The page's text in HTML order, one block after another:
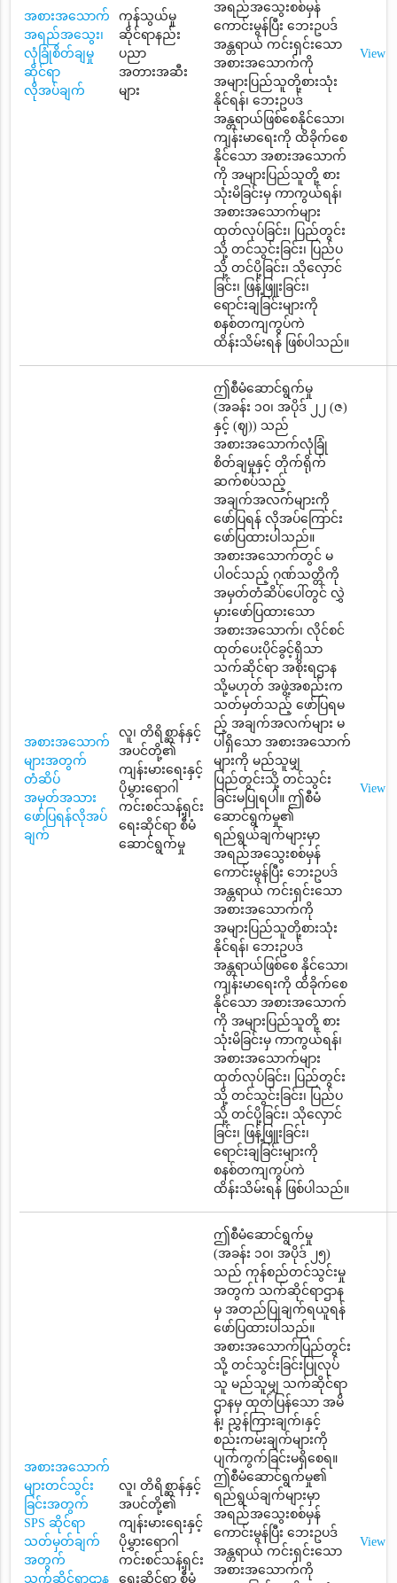
အစားအသောက်
အရည်အသွေး၊
လုံခြုံစိတ်ချမှု
ဆိုင်ရာ
လိုအပ်ချက်
ကုန်သွယ်မှု
ဆိုင်ရာနည်း
ပညာ
အတားအဆီး
များ
အရည်အသွေးစစ်မှန်
ကောင်းမွန်ပြီး ဘေးဥပဒ်
အန္တရာယ် ကင်းရှင်းသော
အစားအသောက်ကို
အများပြည်သူတို့စားသုံး
နိုင်ရန်၊ ဘေးဥပဒ်
အန္တရာယ်ဖြစ်စေနိုင်သော၊
ကျန်းမာရေးကို ထိခိုက်စေ
နိုင်သော အစားအသောက်
ကို အများပြည်သူတို့ စား
သုံးမိခြင်းမှ ကာကွယ်ရန်၊
အစားအသောက်များ
ထုတ်လုပ်ခြင်း၊ ပြည်တွင်း
သို့ တင်သွင်းခြင်း၊ ပြည်ပ
သို့ တင်ပို့ခြင်း၊ သိုလှောင်
ခြင်း၊ ဖြန့်ဖြူးခြင်း၊
ရောင်းချခြင်းများကို
စနစ်တကျကွပ်ကဲ
ထိန်းသိမ်းရန် ဖြစ်ပါသည်။
View
အစားအသောက်
များအတွက်
တံဆိပ်
အမှတ်အသား
ဖော်ပြရန်လိုအပ်
ချက်
လူ၊ တိရိစ္ဆာန်နှင့်
အပင်တို့၏
ကျန်းမားရေးနှင့်
ပိုမွှားရောဂါ
ကင်းစင်သန့်ရှင်း
ရေးဆိုင်ရာ စီမံ
ဆောင်ရွက်မှု
ဤစီမံဆောင်ရွက်မှု
(အခန်း ၁၀၊ အပိုဒ် ၂၂ (ဇ)
နှင့် (ဈ)) သည်
အစားအသောက်လုံခြုံ
စိတ်ချမှုနှင့် တိုက်ရိုက်
ဆက်စပ်သည့်
အချက်အလက်များကို
ဖော်ပြရန် လိုအပ်ကြောင်း
ဖော်ပြထားပါသည်။
အစားအသောက်တွင် မ
ပါဝင်သည့် ဂုဏ်သတ္တိကို
အမှတ်တံဆိပ်ပေါ်တွင် လွှဲ
မှားဖော်ပြထားသော
အစားအသောက်၊ လိုင်စင်
ထုတ်ပေးပိုင်ခွင့်ရှိသာ
သက်ဆိုင်ရာ အစိုးရဌာန
သို့မဟုတ် အဖွဲ့အစည်းက
သတ်မှတ်သည့် ဖော်ပြရမ
ည့် အချက်အလက်များ မ
ပါရှိသော အစားအသောက်
များကို မည်သူမျှ
ပြည်တွင်းသို့ တင်သွင်း
ခြင်းမပြုရပါ။ ဤစီမံ
ဆောင်ရွက်မှု၏
ရည်ရွယ်ချက်များမှာ
အရည်အသွေးစစ်မှန်
ကောင်းမွန်ပြီး ဘေးဥပဒ်
အန္တရာယ် ကင်းရှင်းသော
အစားအသောက်ကို
အများပြည်သူတို့စားသုံး
နိုင်ရန်၊ ဘေးဥပဒ်
အန္တရာယ်ဖြစ်စေ နိုင်သော၊
ကျန်းမာရေးကို ထိခိုက်စေ
နိုင်သော အစားအသောက်
ကို အများပြည်သူတို့ စား
သုံးမိခြင်းမှ ကာကွယ်ရန်၊
အစားအသောက်များ
ထုတ်လုပ်ခြင်း၊ ပြည်တွင်း
သို့ တင်သွင်းခြင်း၊ ပြည်ပ
သို့ တင်ပို့ခြင်း၊ သိုလှောင်
ခြင်း၊ ဖြန့်ဖြူးခြင်း၊
ရောင်းချခြင်းများကို
စနစ်တကျကွပ်ကဲ
ထိန်းသိမ်းရန် ဖြစ်ပါသည်။
View
အစားအသောက်
များတင်သွင်း
ခြင်းအတွက်
SPS ဆိုင်ရာ
သတ်မှတ်ချက်
အတွက်
သက်ဆိုင်ရာဌာန
လူ၊ တိရိစ္ဆာန်နှင့်
အပင်တို့၏
ကျန်းမားရေးနှင့်
ပိုမွှားရောဂါ
ကင်းစင်သန့်ရှင်း
ရေးဆိုင်ရာ စီမံ
ဤစီမံဆောင်ရွက်မှု
(အခန်း ၁၀၊ အပိုဒ် ၂၅)
သည် ကုန်စည်တင်သွင်းမှု
အတွက် သက်ဆိုင်ရာဌာန
မှ အတည်ပြုချက်ရယူရန်
ဖော်ပြထားပါသည်။
အစားအသောက်ပြည်တွင်း
သို့ တင်သွင်းခြင်းပြုလုပ်
သူ မည်သူမျှ သက်ဆိုင်ရာ
ဌာနမှ ထုတ်ပြန်သော အမိ
န့်၊ ညွှန်ကြားချက်၊နှင့်
စည်းကမ်းချက်များကို
ပျက်ကွက်ခြင်းမရှိစေရ။
ဤစီမံဆောင်ရွက်မှု၏
ရည်ရွယ်ချက်များမှာ
အရည်အသွေးစစ်မှန်
ကောင်းမွန်ပြီး ဘေးဥပဒ်
အန္တရာယ် ကင်းရှင်းသော
အစားအသောက်ကို
View